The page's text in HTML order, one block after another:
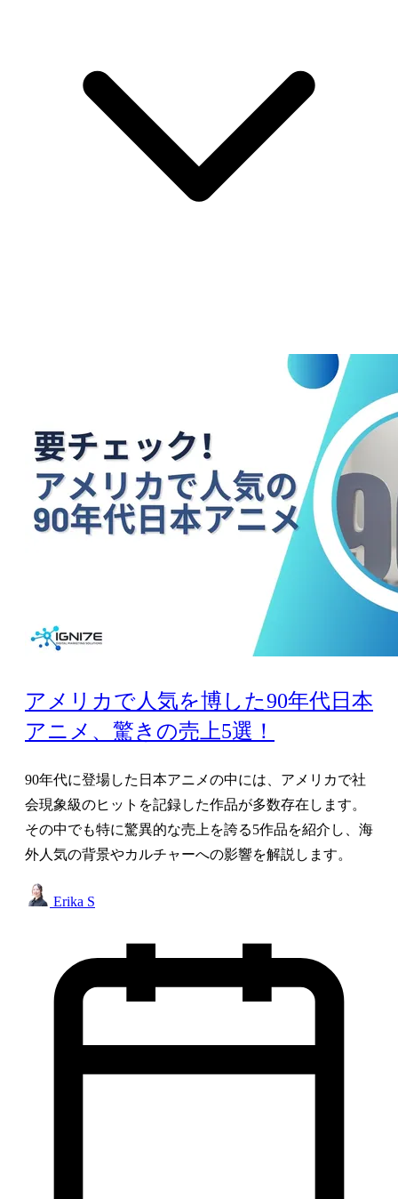
アメリカで人気を博した90年代日本
アニメ、驚きの売上5選！
90年代に登場した日本アニメの中には、アメリカで社
会現象級のヒットを記録した作品が多数存在します。
その中でも特に驚異的な売上を誇る5作品を紹介し、海
外人気の背景やカルチャーへの影響を解説します。
Erika S